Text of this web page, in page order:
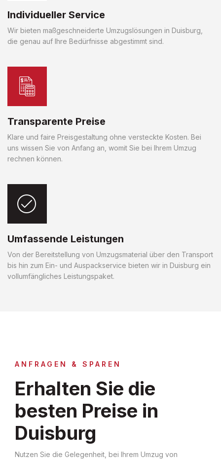
Individueller Service
Wir bieten maßgeschneiderte Umzugslösungen in Duisburg,
die genau auf Ihre Bedürfnisse abgestimmt sind.
Transparente Preise
Klare und faire Preisgestaltung ohne versteckte Kosten. Bei
uns wissen Sie von Anfang an, womit Sie bei Ihrem Umzug
rechnen können.
Umfassende Leistungen
Von der Bereitstellung von Umzugsmaterial über den Transport
bis hin zum Ein- und Auspackservice bieten wir in Duisburg ein
vollumfängliches Leistungspaket.
ANFRAGEN & SPAREN
Erhalten Sie die
besten Preise in
Duisburg
Nutzen Sie die Gelegenheit, bei Ihrem Umzug von